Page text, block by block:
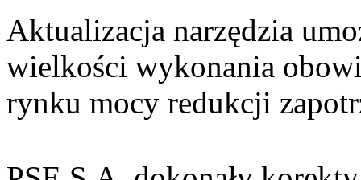
Aktualizacja narzędzia
wielkości wykonania
rynku mocy redukcji